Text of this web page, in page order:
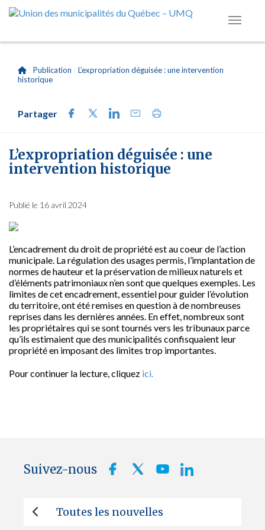
Publication
L’expropriation déguisée : une intervention
historique
Partager
L’expropriation déguisée : une
intervention historique
Publié le 16 avril 2024
L’encadrement du droit de propriété est au coeur de l’action
municipale. La régulation des usages permis, l’implantation de
normes de hauteur et la préservation de milieux naturels et
d’éléments patrimoniaux n’en sont que quelques exemples. Les
limites de cet encadrement, essentiel pour guider l’évolution
du territoire, ont été remises en question à de nombreuses
reprises dans les dernières années. En effet, nombreux sont
les propriétaires qui se sont tournés vers les tribunaux parce
qu’ils estimaient que des municipalités confisquaient leur
propriété en imposant des limites trop importantes.
Pour continuer la lecture, cliquez ici.
Suivez-nous
Toutes les nouvelles